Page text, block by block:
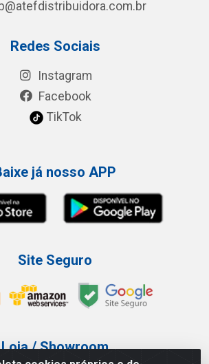
Redes Sociais
Instagram
Facebook
TikTok
já nosso APP
Site Seguro
Loja / Showroom